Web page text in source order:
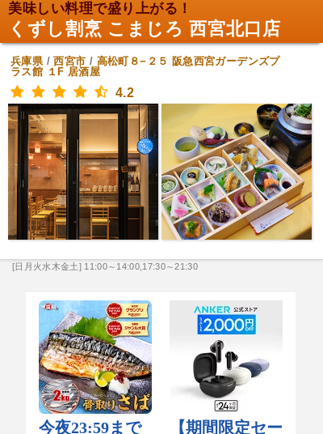
美味しい料理で盛り上がる！
くずし割烹 こまじろ 西宮北口店
兵庫県/西宮市 / 高松町８−２５ 阪急西宮ガーデンズプ
ラス館 １F 居酒屋
4.2
[日月火水木金土] 11:00～14:00,17:30～21:30